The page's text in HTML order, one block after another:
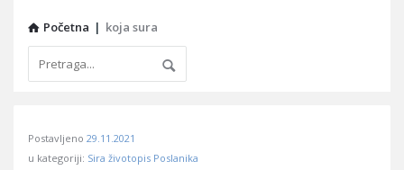
Početna | koja sura
Učene
Postavljeno 29.11.2021
u kategoriji: Sira životopis Poslanika